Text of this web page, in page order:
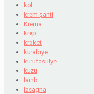
kol
krem şanti
Krema
krep
kroket
kurabiye
kurufasulye
kuzu
lamb
lasagna